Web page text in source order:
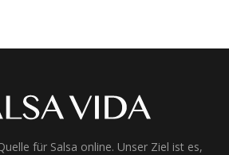
für Salsa online. Unser Ziel ist es,